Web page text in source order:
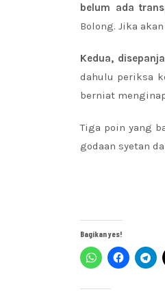
belum ada
Bolong. Jika
Kedua,
dahulu periksa
berniat
Tiga poin yang
godaan syetan
Bagikan yes!